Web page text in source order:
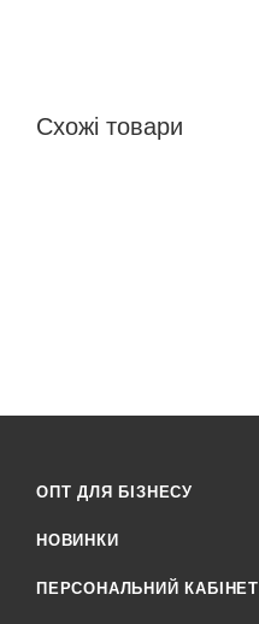
Схожі товари
ОПТ ДЛЯ БІЗНЕСУ
НОВИНКИ
ПЕРСОНАЛЬНИЙ КАБІНЕТ